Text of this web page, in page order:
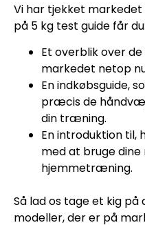
Vi har tjekket
på 5 kg test guide får du:
Et overblik over
markedet netop
En indkøbsguide,
præcis de
din træning.
En introduktion til,
med at bruge
hjemmetræning.
Så lad os tage et kig
modeller, der er på